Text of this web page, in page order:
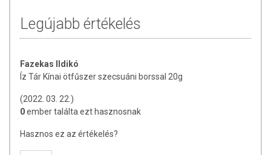
Legújabb értékelés
Fazekas Ildikó
Íz Tár Kínai ötfűszer szecsuáni borssal 20g
(2022. 03. 22.)
0ember találta ezt hasznosnak
Hasznos ez az értékelés?